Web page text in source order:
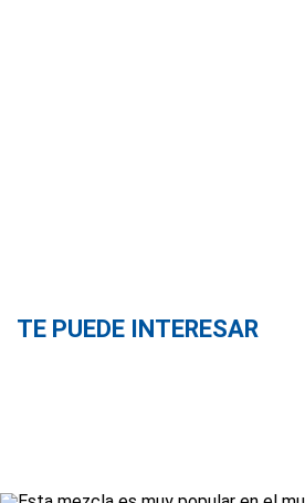
TE PUEDE INTERESAR